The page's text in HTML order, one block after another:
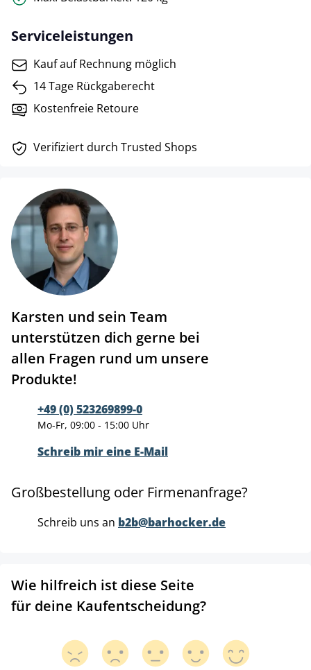
Serviceleistungen
Kauf auf Rechnung möglich
14 Tage Rückgaberecht
Kostenfreie Retoure
Verifiziert durch Trusted Shops
Karsten und sein Team
unterstützen dich gerne bei
allen Fragen rund um unsere
Produkte!
+49 (0) 523269899-0
Mo-Fr, 09:00 - 15:00 Uhr
Schreib mir eine E-Mail
Großbestellung oder Firmenanfrage?
Schreib uns an b2b@barhocker.de
Wie hilfreich ist diese Seite
für deine Kaufentscheidung?